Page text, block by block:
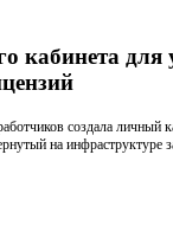
кабинета для
создала личный
на инфраструктуре